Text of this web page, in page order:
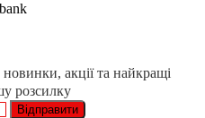
акції та найкращі
розсилку
Відправити